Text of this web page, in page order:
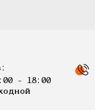
- 18:00